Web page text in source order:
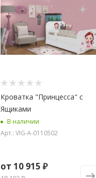
Кроватка "Принцесса" c
Ящиками
В наличии
Арт.: VIG-A-0110502
от 10 915 ₽